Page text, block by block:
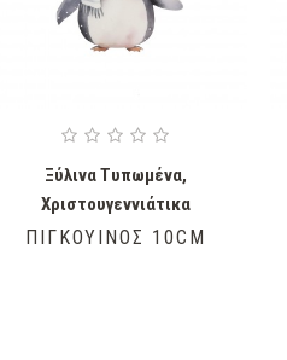
Ξύλινα Τυπωμένα,
Χριστουγεννιάτικα
ΠΙΓΚΟΥΊΝΟΣ 10CM